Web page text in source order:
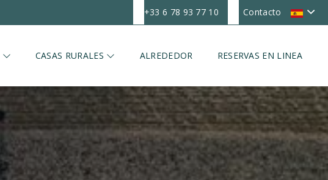
Contacto
+33 6 78 93 77 10
CASAS RURALES ALREDEDOR RESERVAS EN LINEA